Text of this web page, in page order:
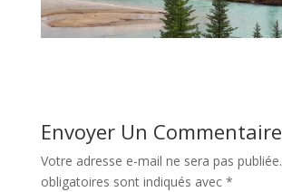
Envoyer Un Commentaire
Votre adresse e-mail ne sera pas publiée.
obligatoires sont indiqués avec *